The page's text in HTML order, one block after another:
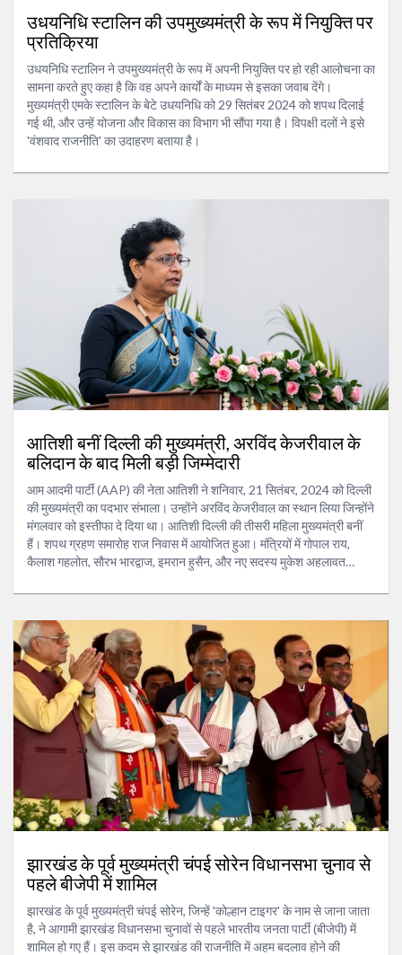
उधयनिधि स्टालिन की उपमुख्यमंत्री के रूप में नियुक्ति पर
प्रतिक्रिया
उधयनिधि स्टालिन ने उपमुख्यमंत्री के रूप में अपनी नियुक्ति पर हो रही आलोचना का
सामना करते हुए कहा है कि वह अपने कार्यों के माध्यम से इसका जवाब देंगे।
मुख्यमंत्री एमके स्टालिन के बेटे उधयनिधि को 29 सितंबर 2024 को शपथ दिलाई
गई थी, और उन्हें योजना और विकास का विभाग भी सौंपा गया है। विपक्षी दलों ने इसे
'वंशवाद राजनीति' का उदाहरण बताया है।
आतिशी बनीं दिल्ली की मुख्यमंत्री, अरविंद केजरीवाल के
बलिदान के बाद मिली बड़ी जिम्मेदारी
आम आदमी पार्टी (AAP) की नेता आतिशी ने शनिवार, 21 सितंबर, 2024 को दिल्ली
की मुख्यमंत्री का पदभार संभाला। उन्होंने अरविंद केजरीवाल का स्थान लिया जिन्होंने
मंगलवार को इस्तीफा दे दिया था। आतिशी दिल्ली की तीसरी महिला मुख्यमंत्री बनीं
हैं। शपथ ग्रहण समारोह राज निवास में आयोजित हुआ। मंत्रियों में गोपाल राय,
कैलाश गहलोत, सौरभ भारद्वाज, इमरान हुसैन, और नए सदस्य मुकेश अहलावत
झारखंड के पूर्व मुख्यमंत्री चंपई सोरेन विधानसभा चुनाव से
पहले बीजेपी में शामिल
झारखंड के पूर्व मुख्यमंत्री चंपई सोरेन, जिन्हें 'कोल्हान टाइगर' के नाम से जाना जाता
है, ने आगामी झारखंड विधानसभा चुनावों से पहले भारतीय जनता पार्टी (बीजेपी) में
शामिल हो गए हैं। इस कदम से झारखंड की राजनीति में अहम बदलाव होने की